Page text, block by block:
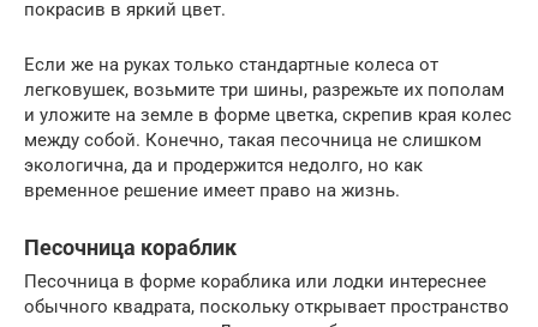
покрасив в яркий цвет.
Если же на руках только стандартные колеса от
легковушек, возьмите три шины, разрежьте их пополам
и уложите на земле в форме цветка, скрепив края колес
между собой. Конечно, такая песочница не слишком
экологична, да и продержится недолго, но как
временное решение имеет право на жизнь.
Песочница кораблик
Песочница в форме кораблика или лодки интереснее
обычного квадрата, поскольку открывает пространство